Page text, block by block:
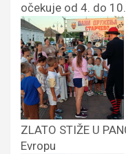
očekuje od 4. do
ZLATO STIŽE U
Evropu